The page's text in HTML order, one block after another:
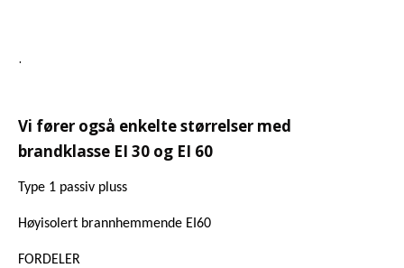
.
Vi fører også enkelte størrelser med
brandklasse EI 30 og EI 60
Type 1 passiv pluss
Høyisolert brannhemmende EI60
FORDELER